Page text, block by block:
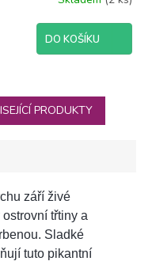
DO KOŠÍKU
PRODUKTY
září živé
třtiny a
Sladké
tuto pikantní